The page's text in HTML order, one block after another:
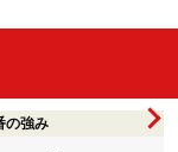
の強み